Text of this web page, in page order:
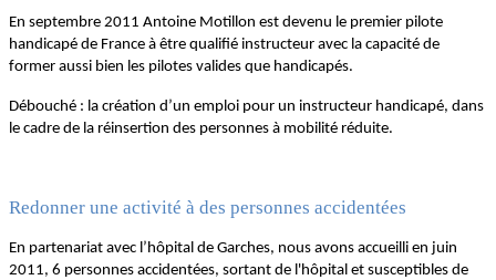
En septembre 2011 Antoine Motillon est devenu le premier pilote
handicapé de France à être qualifié instructeur avec la capacité de
former aussi bien les pilotes valides que handicapés.
Débouché : la création d’un emploi pour un instructeur handicapé, dans
le cadre de la réinsertion des personnes à mobilité réduite.
Redonner une activité à des personnes accidentées
En partenariat avec l’hôpital de Garches, nous avons accueilli en juin
2011, 6 personnes accidentées, sortant de l'hôpital et susceptibles de